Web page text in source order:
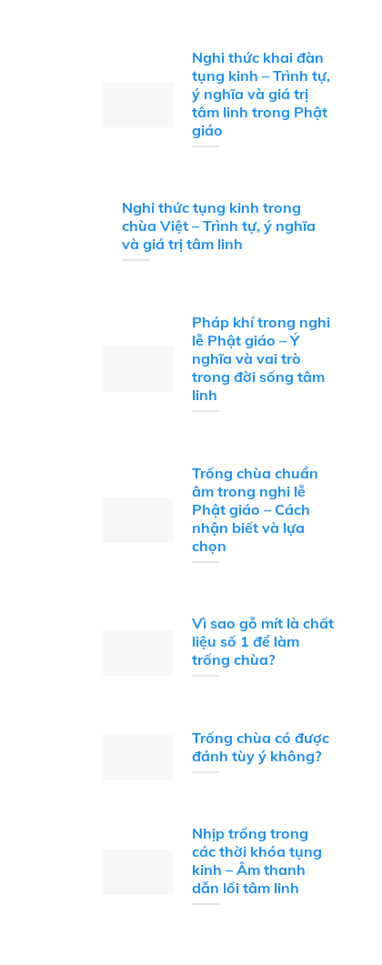
Nghi thức khai đàn
tụng kinh – Trình tự,
ý nghĩa và giá trị
tâm linh trong Phật
giáo
Nghi thức tụng kinh trong
chùa Việt – Trình tự, ý nghĩa
và giá trị tâm linh
Pháp khí trong nghi
lễ Phật giáo – Ý
nghĩa và vai trò
trong đời sống tâm
linh
Trống chùa chuẩn
âm trong nghi lễ
Phật giáo – Cách
nhận biết và lựa
chọn
Vì sao gỗ mít là chất
liệu số 1 để làm
trống chùa?
Trống chùa có được
đánh tùy ý không?
Nhịp trống trong
các thời khóa tụng
kinh – Âm thanh
dẫn lối tâm linh